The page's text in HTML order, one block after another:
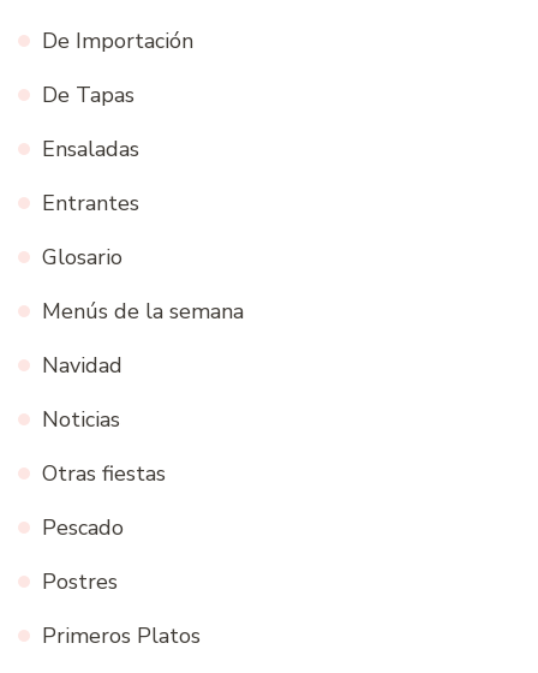
De Importación
De Tapas
Ensaladas
Entrantes
Glosario
Menús de la semana
Navidad
Noticias
Otras fiestas
Pescado
Postres
Primeros Platos